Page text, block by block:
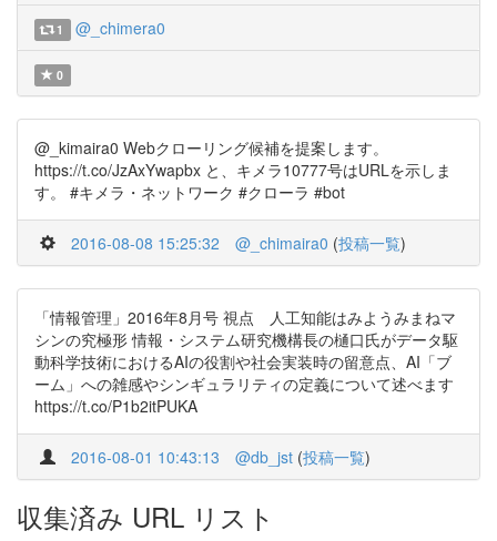
1 @_chimera0
0
@_kimaira0 Webクローリング候補を提案します。
https://t.co/JzAxYwapbx と、キメラ10777号はURLを示しま
す。 #キメラ・ネットワーク #クローラ #bot
2016-08-08 15:25:32 @_chimaira0 (投稿一覧)
「情報管理」2016年8月号 視点 人工知能はみようみまねマ
シンの究極形 情報・システム研究機構長の樋口氏がデータ駆
動科学技術におけるAIの役割や社会実装時の留意点、AI「ブ
ーム」への雑感やシンギュラリティの定義について述べます
https://t.co/P1b2itPUKA
2016-08-01 10:43:13 @db_jst (投稿一覧)
収集済み URL リスト